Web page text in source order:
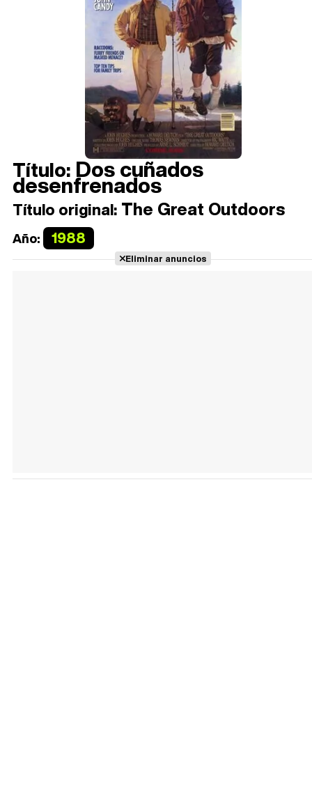
Título: Dos cuñados
desenfrenados
Título original: The Great Outdoors
Año: 1988
Eliminar anuncios